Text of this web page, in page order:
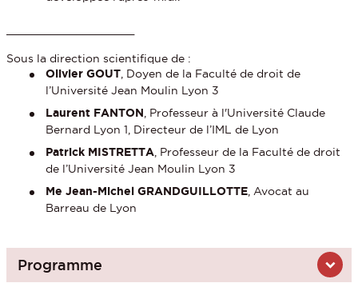
Sous la direction scientifique de :
Olivier GOUT , Doyen de la Faculté de droit de
l’Université Jean Moulin Lyon 3
Laurent FANTON , Professeur à l'Université Claude
Bernard Lyon 1, Directeur de l’IML de Lyon
Patrick MISTRETTA , Professeur de la Faculté de droit
de l’Université Jean Moulin Lyon 3
Me Jean-Michel GRANDGUILLOTTE , Avocat au
Barreau de Lyon
Programme